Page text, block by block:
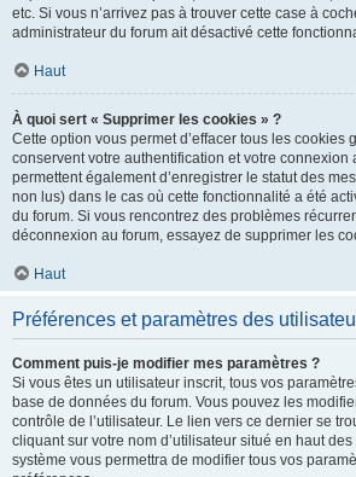
etc. Si vous n’arrivez pas à trouver cette case à
administrateur du forum ait désactivé cette
Haut
À quoi sert « Supprimer les cookies » ?
Cette option vous permet d’effacer tous les cookies
conservent votre authentification et votre connexion
permettent également d’enregistrer le statut des
non lus) dans le cas où cette fonctionnalité a été
du forum. Si vous rencontrez des problèmes
déconnexion au forum, essayez de supprimer les
Haut
Préférences et paramètres des
Comment puis-je modifier mes paramètres ?
Si vous êtes un utilisateur inscrit, tous vos
base de données du forum. Vous pouvez les
contrôle de l’utilisateur. Le lien vers ce dernier se
cliquant sur votre nom d’utilisateur situé en haut
système vous permettra de modifier tous vos